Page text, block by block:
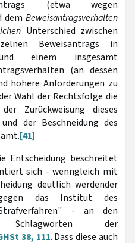
(etwa wegen
dem Beweisantragsverhalten
Unterschied zwischen
Beweisantrags in
und einem insgesamt
(an dessen
höhere Anforderungen zu
Wahl der Rechtsfolge die
Zurückweisung dieses
der Beschneidung des
[41]
Entscheidung beschreitet
sich - wenngleich mit
deutlich werdender
das Institut des
- an den
der
38, 111. Dass diese auch